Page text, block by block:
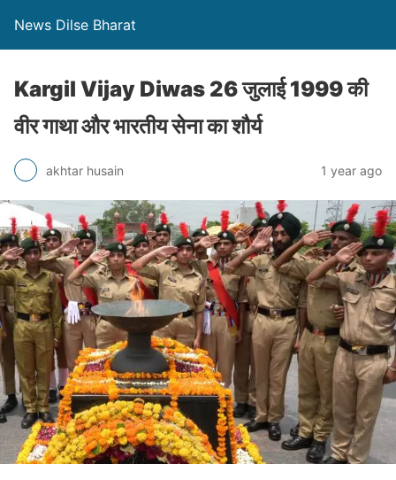
News Dilse Bharat
Kargil Vijay Diwas 26 जुलाई 1999 की
वीर गाथा और भारतीय सेना का शौर्य
akhtar husain 1 year ago